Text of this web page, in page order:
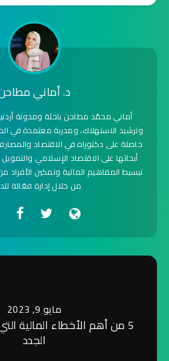
د. أماني
أماني محمّد مطاحن باحثة ومدونة
وترشيد الاستهلاك، ومدربة معتمدة في
حاصلة على دكتوراه في الاقتصاد
أبحاثها على الاقتصاد الإسلامي
تبسيط المفاهيم المالية وتمكين
من خلال إدارة فعّالة
مايو 9, 2023
5 من أهم الأخطاء المالية
الجدد